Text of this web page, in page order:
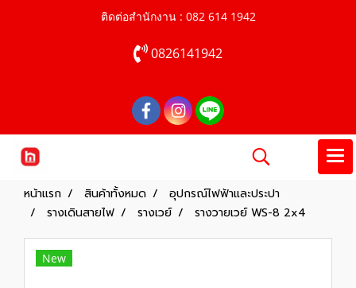
ติดต่อสำนักงาน : 082 614 1942
0826141942
หน้าแรก สินค้าทั้งหมด
อุปกรณ์ไฟฟ้าและประปา
รางเดินสายไฟ
รางเวย์ รางวายเวย์ WS-8 2x4
New